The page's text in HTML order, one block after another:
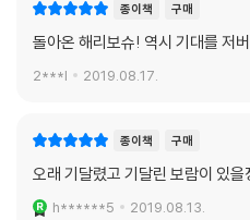
종이책 구매
돌아온 해리보슈! 역시 기대를 저
2***l 2019.08.17.
종이책 구매
오래 기달렸고 기달린 보람이 있을
h******5 2019.08.13.